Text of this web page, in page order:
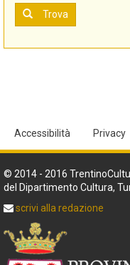
Trova
Accessibilità Privacy
© 2014 - 2016
del Dipartimento Cultura,
scrivi alla redazione